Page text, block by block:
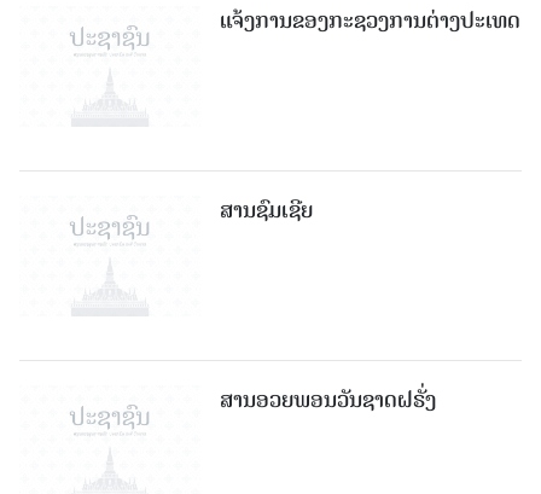
ແຈ້ງການຂອງກະຊວງການຕ່າງປະເທດ
ສານຊົມເຊີຍ
ສານອວຍພອນວັນຊາດຝຣັ່ງ